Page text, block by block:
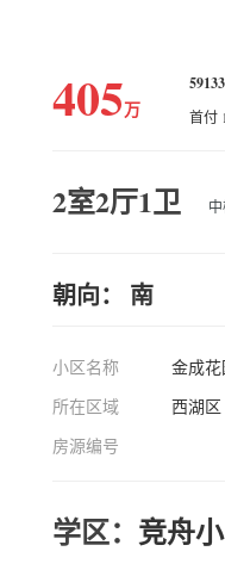
405万
59133
首付
2室2厅1卫
朝向： 南
小区名称
金成花
所在区域
西湖区
房源编号
学区： 竞舟